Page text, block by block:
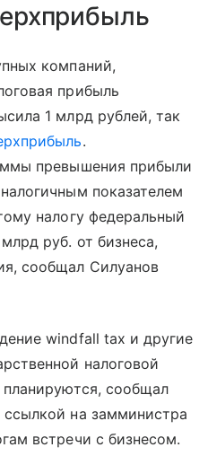
компаний,
прибыль
1 млрд рублей, так
.
превышения прибыли
показателем
налогу федеральный
руб. от бизнеса,
сообщал Силуанов
windfall tax и другие
налоговой
сообщал
на замминистра
встречи с бизнесом.